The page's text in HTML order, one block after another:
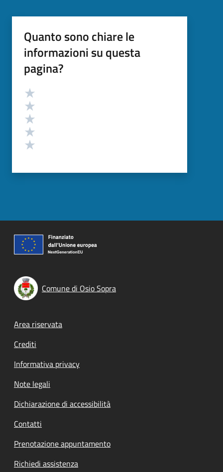
Quanto sono chiare le
informazioni su questa
pagina?
Valutazione
Comune di Osio Sopra
Footer menu
Area riservata
Crediti
Informativa privacy
Note legali
Dichiarazione di accessibilità
Contatti
Prenotazione appuntamento
Richiedi assistenza